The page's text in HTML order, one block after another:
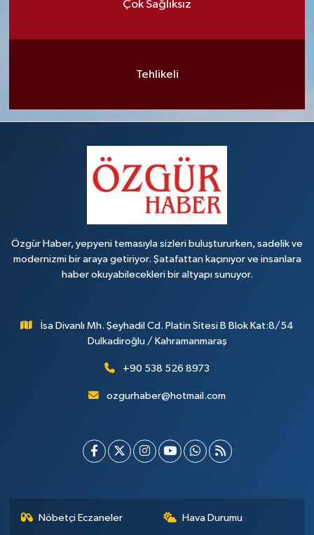
Çok Sağlıksız
Tehlikeli
Özgür Haber, yepyeni temasıyla sizleri buluştururken, sadelik ve
modernizmi bir araya getiriyor. Şatafattan kaçınıyor ve insanlara
haber okuyabilecekleri bir altyapı sunuyor.
İsa Divanlı Mh. Şeyhadil Cd. Platin Sitesi B Blok Kat:8/54
Dulkadiroğlu / Kahramanmaraş
+90 538 526 8973
ozgurhaber@hotmail.com
Nöbetçi Eczaneler Hava Durumu